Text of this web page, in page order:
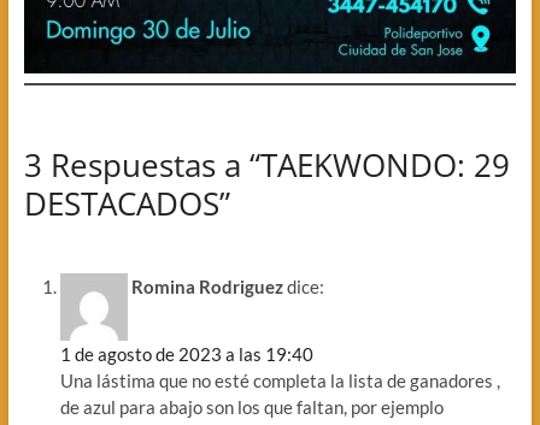
3 Respuestas a “TAEKWONDO: 29
DESTACADOS”
Romina Rodriguezdice:
1 de agosto de 2023 a las 19:40
Una lástima que no esté completa la lista de ganadores ,
de azul para abajo son los que faltan, por ejemplo